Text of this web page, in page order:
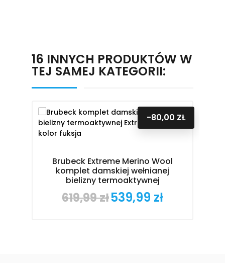
16 INNYCH PRODUKTÓW W
TEJ SAMEJ KATEGORII:
Brubeck Extreme Merino Wool
komplet damskiej wełnianej
bielizny termoaktywnej
Cena
619,99 zł
-80,00 ZŁ
Cena
539,99 zł